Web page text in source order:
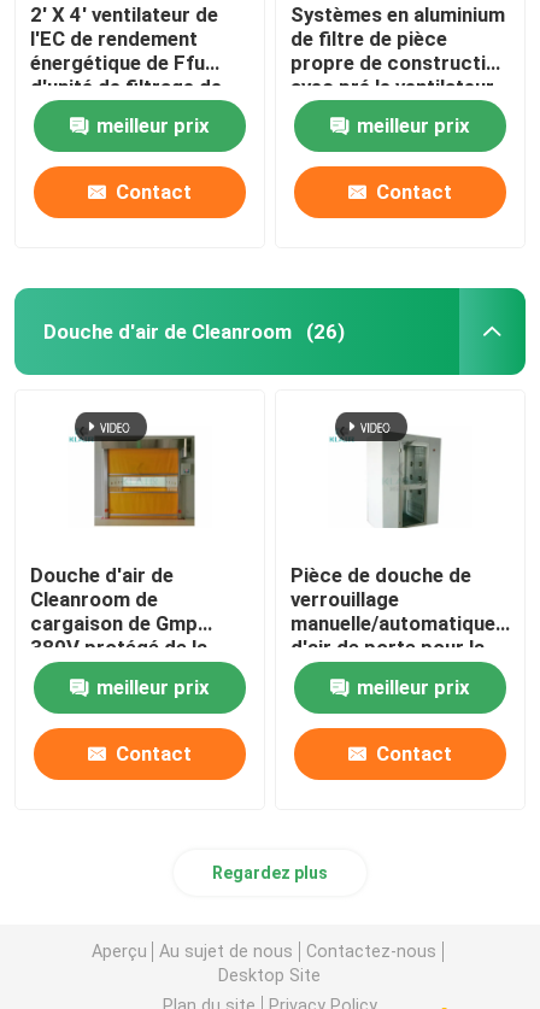
2' X 4' ventilateur de
l'EC de rendement
énergétique de Ffu
d'unité de filtrage de
fan de pièce propre
avec pré le filtre
meilleur prix
Contact
Systèmes en aluminium
de filtre de pièce
propre de construction
avec pré le ventilateur
à C.A. de filtre
meilleur prix
Contact
Douche d'air de Cleanroom (26)
Douche d'air de
Cleanroom de
cargaison de Gmp
380V protégé de la
poussière 3P 60Hz
avec la porte rapide de
roulement
meilleur prix
Contact
Pièce de douche de
verrouillage
manuelle/automatique
d'air de porte pour la
salle de commande
particulairemeilleur prix
Contact
Regardez plus
Aperçu Au sujet de nous
Contactez-nous
Desktop Site
Plan du site
Privacy Policy